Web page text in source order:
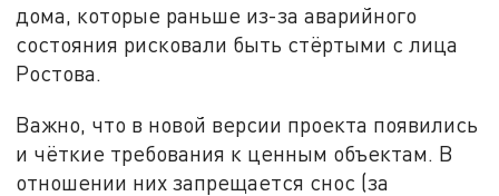
дома, которые раньше из-за аварийного
состояния рисковали быть стёртыми с лица
Ростова.
Важно, что в новой версии проекта появились
и чёткие требования к ценным объектам. В
отношении них запрещается снос (за